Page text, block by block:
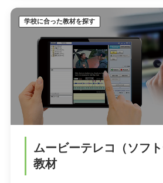
学校に合った教材を探す
ムービーテレコ（ソフ
教材